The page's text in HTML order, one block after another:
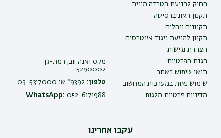
החוק למניעת הטרדה מינית
תקנון האוניברסיטה
תקנונים ונהלים
תקנון למניעת ניגוד אינטרסים
הצהרת נגישות
הגנת הפרטיות
תנאי שימוש באתר
שימוש נאות במערכות המחשוב
מדיניות פרטיות מלגות
מקס ואנה ווב, רמת-גן
5290002
טלפון:
WhatsApp: 052-6171988
עקבו אחרינו